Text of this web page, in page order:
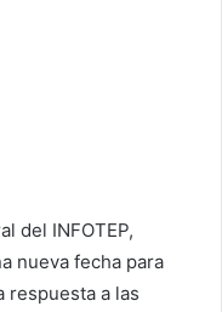
del INFOTEP,
nueva fecha para
respuesta a las